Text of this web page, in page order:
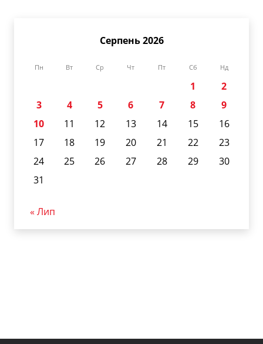
Серпень 2026
Пн Вт Ср Чт Пт Сб Нд
1
2
3
4 5 6 7 8
9
10
11 12 13 14 15
16
17
18 19 20 21 22
23
24
25 26 27 28 29
30
31
« Лип